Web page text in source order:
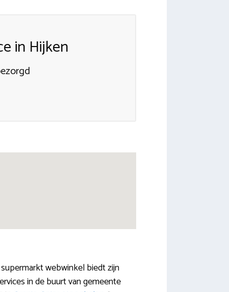
in Hijken
webwinkel biedt zijn
in de buurt van gemeente